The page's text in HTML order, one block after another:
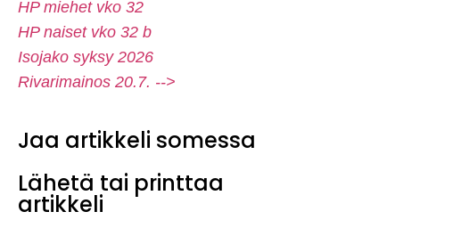
HP miehet vko 32
HP naiset vko 32 b
Isojako syksy 2026
Rivarimainos 20.7. -->
Jaa artikkeli somessa
Lähetä tai printtaa
artikkeli